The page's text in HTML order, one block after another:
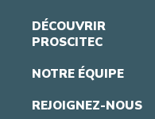
DÉCOUVRIR
PROSCITEC
NOTRE ÉQUIPE
REJOIGNEZ-NOUS